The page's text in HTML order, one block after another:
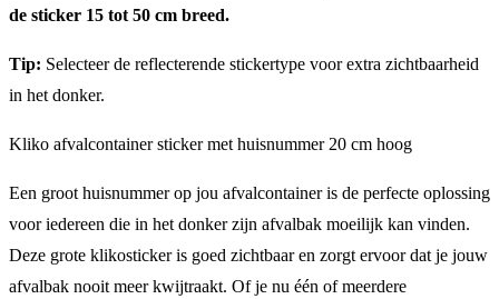
de sticker 15 tot 50 cm breed.
Tip: Selecteer de reflecterende stickertype voor extra zichtbaarheid
in het donker.
Kliko afvalcontainer sticker met huisnummer 20 cm hoog
Een groot huisnummer op jou afvalcontainer is de perfecte oplossing
voor iedereen die in het donker zijn afvalbak moeilijk kan vinden.
Deze grote klikosticker is goed zichtbaar en zorgt ervoor dat je jouw
afvalbak nooit meer kwijtraakt. Of je nu één of meerdere